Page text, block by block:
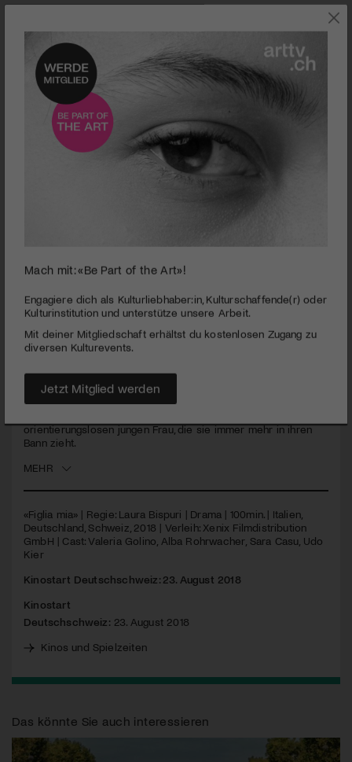
seconds
minute,
sie aufgewachsen ist und die überfürsorglich ist - sowie die andere, die
Spielfilm | Figlia mia
PUBLIZIERT AM 17. JULI 2018
Vittoria, 10 Jahre alt, lebt mit ihrer strengen Mutter auf
Sardinien. Die beiden verbindet eine symbiotische Beziehung.
orientierungslosen jungen Frau, die sie immer mehr in ihren
Bann zieht.
MEHR
«Figlia mia» | Regie: Laura Bispuri | Drama | 100min. | Italien,
Deutschland, Schweiz, 2018 | Verleih: Xenix Filmdistribution
GmbH | Cast: Valeria Golino, Alba Rohrwacher, Sara Casu, Udo
Kier
Kinostart Deutschschweiz: 23. August 2018
Kinostart
Deutschschweiz: 23. August 2018
Kinos und Spielzeiten
Das könnte Sie auch interessieren
Mach mit: «Be Part of the Art»!
Engagiere dich als Kulturliebhaber:in, Kulturschaffende(r) oder
Kulturinstitution und unterstütze unsere Arbeit.
Mit deiner Mitgliedschaft erhältst du kostenlosen Zugang zu
diversen Kulturevents.
Jetzt Mitglied werden